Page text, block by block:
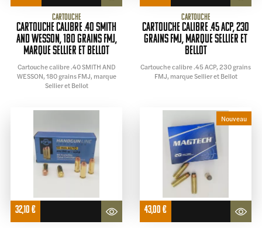
Cartouche
Cartouche calibre .40 SMITH
AND WESSON, 180 grains FMJ,
marque Sellier et Bellot
Cartouche calibre .40 SMITH AND
WESSON, 180 grains FMJ, marque
Sellier et Bellot
Cartouche
Cartouche calibre .45 ACP, 230
grains FMJ, marque Sellier et
Bellot
Cartouche calibre .45 ACP, 230 grains
FMJ, marque Sellier et Bellot
32,10 €
Nouveau
43,00 €